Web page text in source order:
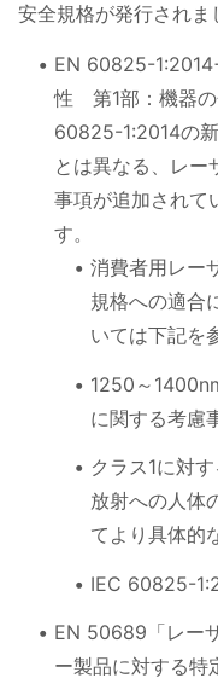
安全規格が発行されま
EN 60825-
性 第1部：機器の
60825-1:2014の
とは異なる、レー
事項が追加されて
す。
消費者用レー
規格への適合
いては下記を
1250～
に関する考慮
クラス1に対
放射への人体
てより具体的
IEC 60825-
EN 50689「レー
ー製品に対する特